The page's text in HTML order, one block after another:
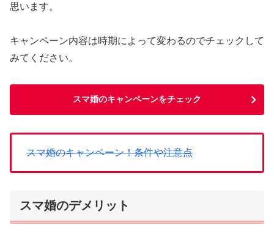
思います。
キャンペーン内容は時期によって変わるのでチェックして
みてください。
スマ婚のキャンペーンをチェック
スマ婚のキャンペーン！条件や注意点
スマ婚のデメリット